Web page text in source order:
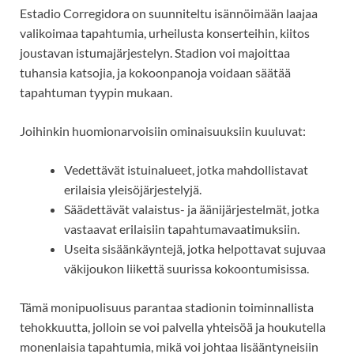
Estadio Corregidora on suunniteltu isännöimään laajaa
valikoimaa tapahtumia, urheilusta konserteihin, kiitos
joustavan istumajärjestelyn. Stadion voi majoittaa
tuhansia katsojia, ja kokoonpanoja voidaan säätää
tapahtuman tyypin mukaan.
Joihinkin huomionarvoisiin ominaisuuksiin kuuluvat:
Vedettävät istuinalueet, jotka mahdollistavat
erilaisia yleisöjärjestelyjä.
Säädettävät valaistus- ja äänijärjestelmät, jotka
vastaavat erilaisiin tapahtumavaatimuksiin.
Useita sisäänkäyntejä, jotka helpottavat sujuvaa
väkijoukon liikettä suurissa kokoontumisissa.
Tämä monipuolisuus parantaa stadionin toiminnallista
tehokkuutta, jolloin se voi palvella yhteisöä ja houkutella
monenlaisia tapahtumia, mikä voi johtaa lisääntyneisiin